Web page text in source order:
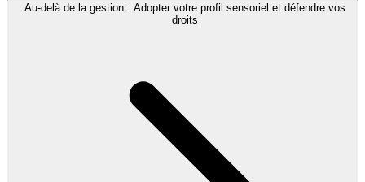
Au-delà de la gestion : Adopter votre profil sensoriel et défendre vos
droits